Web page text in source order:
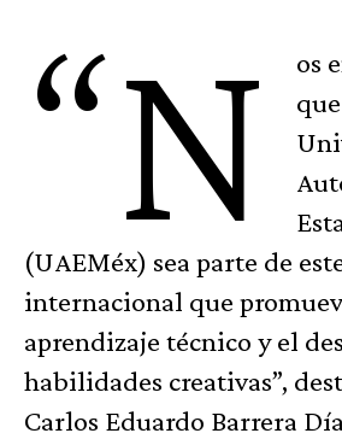
“N
os
(UAEMéx) sea parte de
internacional que
aprendizaje técnico y el
habilidades creativas”,
Carlos Eduardo Barrera